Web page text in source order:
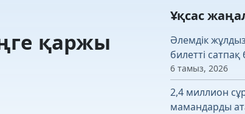
қаржы
Ұқсас
Әлемдік
билетті сатпақ
6 тамыз, 2026
2,4 миллион
мамандарды